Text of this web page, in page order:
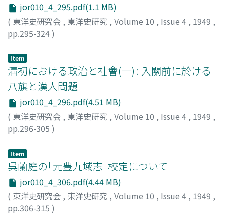
jor010_4_295.pdf(1.1 MB)
( 東洋史研究会 , 東洋史研究 , Volume 10 , Issue 4 , 1949 ,
pp.295-324)
Item
淸初における政治と社會(一) : 入關前に於ける
八旗と漢人問題
jor010_4_296.pdf(4.51 MB)
( 東洋史研究会 , 東洋史研究 , Volume 10 , Issue 4 , 1949 ,
pp.296-305 )
Item
呉蘭庭の｢元豊九域志｣校定について
jor010_4_306.pdf(4.44 MB)
( 東洋史研究会 , 東洋史研究 , Volume 10 , Issue 4 , 1949 ,
pp.306-315 )